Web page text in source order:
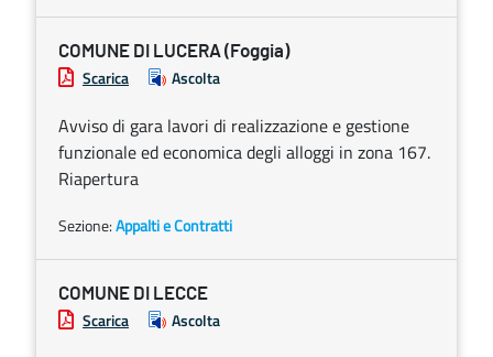
COMUNE DI LUCERA (Foggia)
Scarica Ascolta
Avviso di gara lavori di realizzazione e gestione
funzionale ed economica degli alloggi in zona 167.
Riapertura
Sezione:Appalti e Contratti
COMUNE DI LECCE
Scarica Ascolta